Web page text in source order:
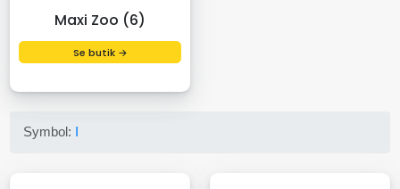
Maxi Zoo (6)
Se butik →
Symbol: I